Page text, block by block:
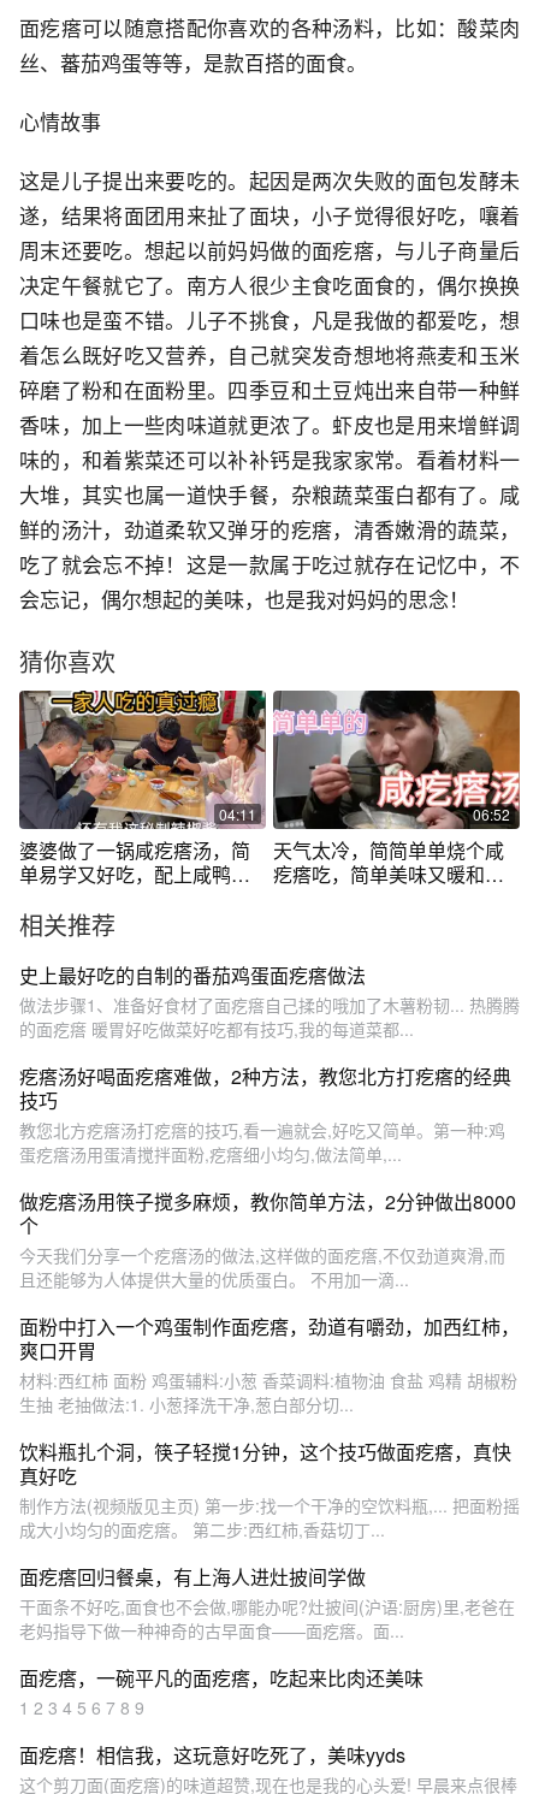
面疙瘩可以随意搭配你喜欢的各种汤料，比如：酸菜肉
丝、蕃茄鸡蛋等等，是款百搭的面食。
心情故事
这是儿子提出来要吃的。起因是两次失败的面包发酵未
遂，结果将面团用来扯了面块，小子觉得很好吃，嚷着
周末还要吃。想起以前妈妈做的面疙瘩，与儿子商量后
决定午餐就它了。南方人很少主食吃面食的，偶尔换换
口味也是蛮不错。儿子不挑食，凡是我做的都爱吃，想
着怎么既好吃又营养，自己就突发奇想地将燕麦和玉米
碎磨了粉和在面粉里。四季豆和土豆炖出来自带一种鲜
香味，加上一些肉味道就更浓了。虾皮也是用来增鲜调
味的，和着紫菜还可以补补钙是我家家常。看着材料一
大堆，其实也属一道快手餐，杂粮蔬菜蛋白都有了。咸
鲜的汤汁，劲道柔软又弹牙的疙瘩，清香嫩滑的蔬菜，
吃了就会忘不掉！这是一款属于吃过就存在记忆中，不
会忘记，偶尔想起的美味，也是我对妈妈的思念！
猜你喜欢
04:11
婆婆做了一锅咸疙瘩汤，简
单易学又好吃，配上咸鸭蛋
06:52
天气太冷，简简单单烧个咸
疙瘩吃，简单美味又暖和大
相关推荐
史上最好吃的自制的番茄鸡蛋面疙瘩做法
做法步骤1、准备好食材了面疙瘩自己揉的哦加了木薯粉韧... 热腾腾
的面疙瘩 暖胃好吃做菜好吃都有技巧,我的每道菜都...
疙瘩汤好喝面疙瘩难做，2种方法，教您北方打疙瘩的经典
技巧
教您北方疙瘩汤打疙瘩的技巧,看一遍就会,好吃又简单。第一种:鸡
蛋疙瘩汤用蛋清搅拌面粉,疙瘩细小均匀,做法简单,...
做疙瘩汤用筷子搅多麻烦，教你简单方法，2分钟做出8000
个
今天我们分享一个疙瘩汤的做法,这样做的面疙瘩,不仅劲道爽滑,而
且还能够为人体提供大量的优质蛋白。 不用加一滴...
面粉中打入一个鸡蛋制作面疙瘩，劲道有嚼劲，加西红柿，
爽口开胃
材料:西红柿 面粉 鸡蛋辅料:小葱 香菜调料:植物油 食盐 鸡精 胡椒粉
生抽 老抽做法:1. 小葱择洗干净,葱白部分切...
饮料瓶扎个洞，筷子轻搅1分钟，这个技巧做面疙瘩，真快
真好吃
制作方法(视频版见主页) 第一步:找一个干净的空饮料瓶,... 把面粉摇
成大小均匀的面疙瘩。 第二步:西红柿,香菇切丁...
面疙瘩回归餐桌，有上海人进灶披间学做
干面条不好吃,面食也不会做,哪能办呢?灶披间(沪语:厨房)里,老爸在
老妈指导下做一种神奇的古早面食——面疙瘩。面...
面疙瘩，一碗平凡的面疙瘩，吃起来比肉还美味
1 2 3 4 5 6 7 8 9
面疙瘩！相信我，这玩意好吃死了，美味yyds
这个剪刀面(面疙瘩)的味道超赞,现在也是我的心头爱! 早晨来点很棒